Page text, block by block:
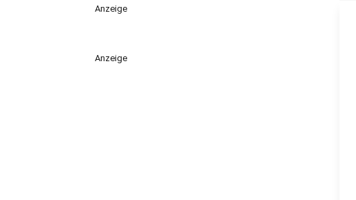
Anzeige
Anzeige